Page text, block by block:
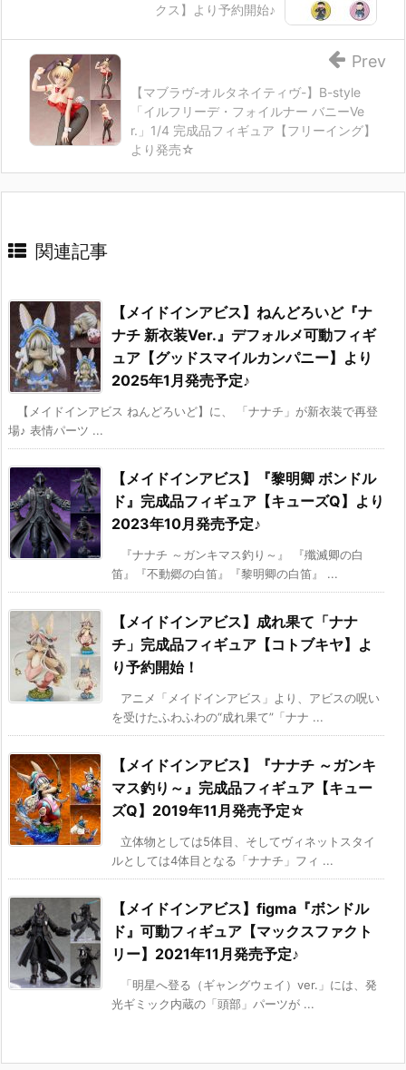
クス】より予約開始♪
【マブラヴ-オルタネイティヴ-】B-style
「イルフリーデ・フォイルナー バニーVe
r.」1/4 完成品フィギュア【フリーイング】
より発売☆
Prev
関連記事
【メイドインアビス】ねんどろいど『ナ
ナチ 新衣装Ver.』デフォルメ可動フィギ
ュア【グッドスマイルカンパニー】より
2025年1月発売予定♪
【メイドインアビス ねんどろいど】に、 「ナナチ」が新衣装で再登
場♪ 表情パーツ ...
【メイドインアビス】『黎明卿 ボンドル
ド』完成品フィギュア【キューズQ】より
2023年10月発売予定♪
『ナナチ ～ガンキマス釣り～』 『殲滅卿の白
笛』『不動郷の白笛』『黎明卿の白笛』 ...
【メイドインアビス】成れ果て「ナナ
チ」完成品フィギュア【コトブキヤ】よ
り予約開始！
アニメ「メイドインアビス」より、アビスの呪い
を受けたふわふわの“成れ果て”「ナナ ...
【メイドインアビス】『ナナチ ～ガンキ
マス釣り～』完成品フィギュア【キュー
ズQ】2019年11月発売予定☆
立体物としては5体目、そしてヴィネットスタイ
ルとしては4体目となる「ナナチ」フィ ...
【メイドインアビス】figma『ボンドル
ド』可動フィギュア【マックスファクト
リー】2021年11月発売予定♪
「明星へ登る（ギャングウェイ）ver.」には、発
光ギミック内蔵の「頭部」パーツが ...